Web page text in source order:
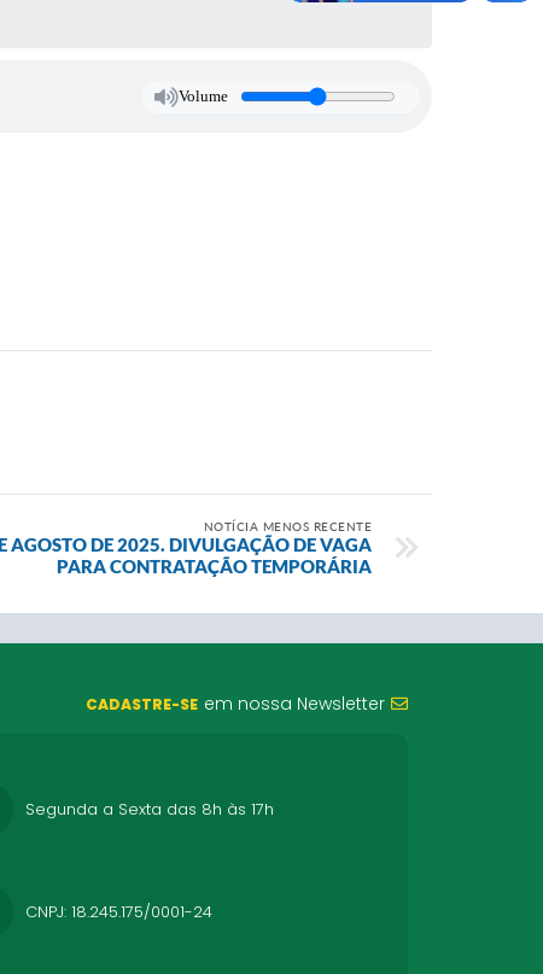
Volume
NOTÍCIA MENOS RECENTE
AGOSTO DE 2025. DIVULGAÇÃO DE VAGA
PARA CONTRATAÇÃO TEMPORÁRIA
CADASTRE-SE em nossa Newsletter
Segunda a Sexta das 8h às 17h
CNPJ: 18.245.175/0001-24